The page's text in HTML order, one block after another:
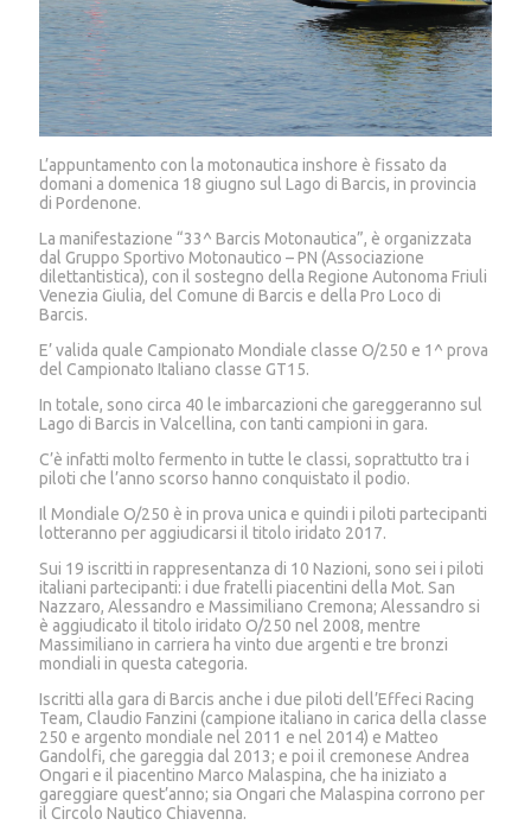
L’appuntamento con la motonautica inshore è fissato da
domani a domenica 18 giugno sul Lago di Barcis, in provincia
di Pordenone.
La manifestazione “33^ Barcis Motonautica”, è organizzata
dal Gruppo Sportivo Motonautico – PN (Associazione
dilettantistica), con il sostegno della Regione Autonoma Friuli
Venezia Giulia, del Comune di Barcis e della Pro Loco di
Barcis.
E’ valida quale Campionato Mondiale classe O/250 e 1^ prova
del Campionato Italiano classe GT15.
In totale, sono circa 40 le imbarcazioni che gareggeranno sul
Lago di Barcis in Valcellina, con tanti campioni in gara.
C’è infatti molto fermento in tutte le classi, soprattutto tra i
piloti che l’anno scorso hanno conquistato il podio.
Il Mondiale O/250 è in prova unica e quindi i piloti partecipanti
lotteranno per aggiudicarsi il titolo iridato 2017.
Sui 19 iscritti in rappresentanza di 10 Nazioni, sono sei i piloti
italiani partecipanti: i due fratelli piacentini della Mot. San
Nazzaro, Alessandro e Massimiliano Cremona; Alessandro si
è aggiudicato il titolo iridato O/250 nel 2008, mentre
Massimiliano in carriera ha vinto due argenti e tre bronzi
mondiali in questa categoria.
Iscritti alla gara di Barcis anche i due piloti dell’Effeci Racing
Team, Claudio Fanzini (campione italiano in carica della classe
250 e argento mondiale nel 2011 e nel 2014) e Matteo
Gandolfi, che gareggia dal 2013; e poi il cremonese Andrea
Ongari e il piacentino Marco Malaspina, che ha iniziato a
gareggiare quest’anno; sia Ongari che Malaspina corrono per
il Circolo Nautico Chiavenna.